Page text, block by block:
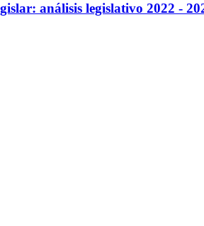
análisis legislativo 2022 -